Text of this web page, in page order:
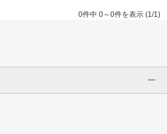
0件中 0～0件を表示 (1/1)